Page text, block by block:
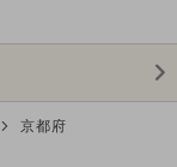
京都府